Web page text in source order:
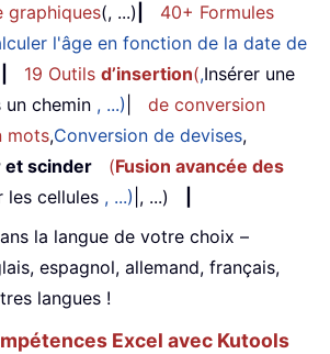
graphiques(, ...)
40+ Formules
l'âge en fonction de la date de
19 Outils d’insertion(,Insérer une
un chemin , ...)
de conversion
mots,Conversion de devises,
et scinder (Fusion avancée des
les cellules , ...) |, ...)
la langue de votre choix –
espagnol, allemand, français,
langues !
Excel avec Kutools